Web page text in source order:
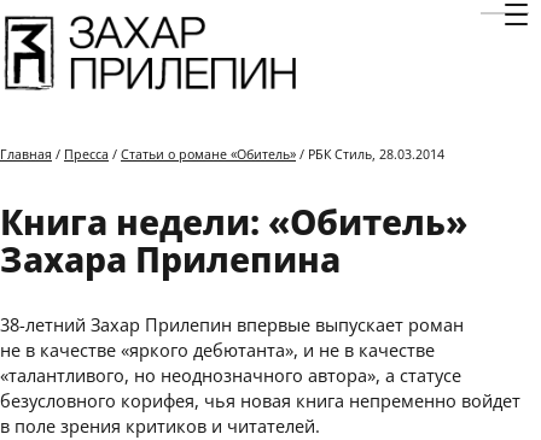
Главная / Пресса / Статьи о романе «Обитель» / РБК Стиль, 28.03.2014
Книга недели: «Обитель»
Захара Прилепина
38-летний Захар Прилепин впервые выпускает роман
не в качестве «яркого дебютанта», и не в качестве
«талантливого, но неоднозначного автора», а статусе
безусловного корифея, чья новая книга непременно войдет
в поле зрения критиков и читателей.